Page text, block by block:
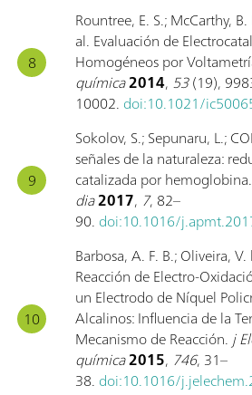
Rountree, E. S.; McCarthy,
al. Evaluación de
Homogéneos por
química2014, 53(19),
10002. doi:10.1021/
Sokolov, S.; Sepunaru, L.;
señales de la naturaleza:
catalizada por hemoglobina.
dia2017, 7, 82–
90. doi:10.1016/
Barbosa, A. F. B.; Oliveira,
Reacción de Electro-
un Electrodo de Níquel
Alcalinos: Influencia de la
Mecanismo de Reacción. j
química2015, 746, 31–
38. doi:10.1016/